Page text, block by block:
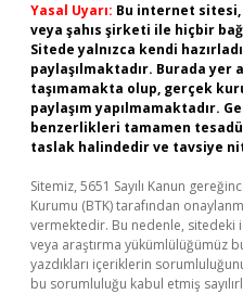
Yasal Uyarı: Bu internet
veya şahıs şirketi ile hiçbir
Sitede yalnızca kendi
paylaşılmaktadır. Burada
taşımamakta olup, gerçek
paylaşım yapılmamaktadır.
benzerlikleri tamamen
taslak halindedir ve tavsiye
Sitemiz, 5651 Sayılı Kanun
Kurumu (BTK) tarafından
vermektedir. Bu nedenle,
veya araştırma yükümlülüğümüz
yazdıkları içeriklerin
bu sorumluluğu kabul etmiş